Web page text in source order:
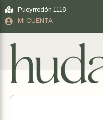
Pueyrredón 1116
MI CUENTA